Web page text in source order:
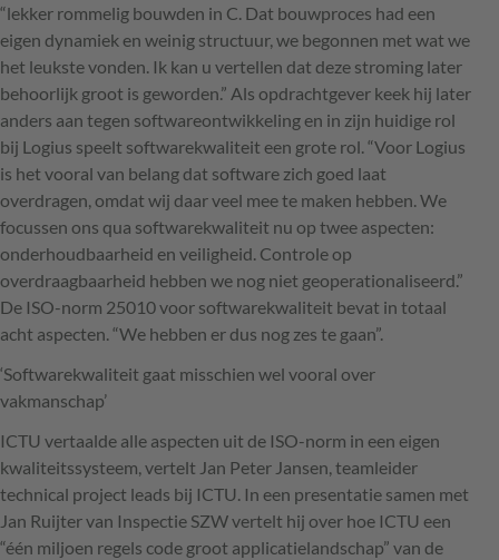
“lekker rommelig bouwden in C. Dat bouwproces had een
eigen dynamiek en weinig structuur, we begonnen met wat we
het leukste vonden. Ik kan u vertellen dat deze stroming later
behoorlijk groot is geworden.” Als opdrachtgever keek hij later
anders aan tegen softwareontwikkeling en in zijn huidige rol
bij Logius speelt softwarekwaliteit een grote rol. “Voor Logius
is het vooral van belang dat software zich goed laat
overdragen, omdat wij daar veel mee te maken hebben. We
focussen ons qua softwarekwaliteit nu op twee aspecten:
onderhoudbaarheid en veiligheid. Controle op
overdraagbaarheid hebben we nog niet geoperationaliseerd.”
De ISO-norm 25010 voor softwarekwaliteit bevat in totaal
acht aspecten. “We hebben er dus nog zes te gaan”.
‘Softwarekwaliteit gaat misschien wel vooral over
vakmanschap’
ICTU vertaalde alle aspecten uit de ISO-norm in een eigen
kwaliteitssysteem, vertelt Jan Peter Jansen, teamleider
technical project leads bij ICTU . In een presentatie samen met
Jan Ruijter van Inspectie SZWvertelt hij over hoe ICTU een
“één miljoen regels code groot applicatielandschap” van de